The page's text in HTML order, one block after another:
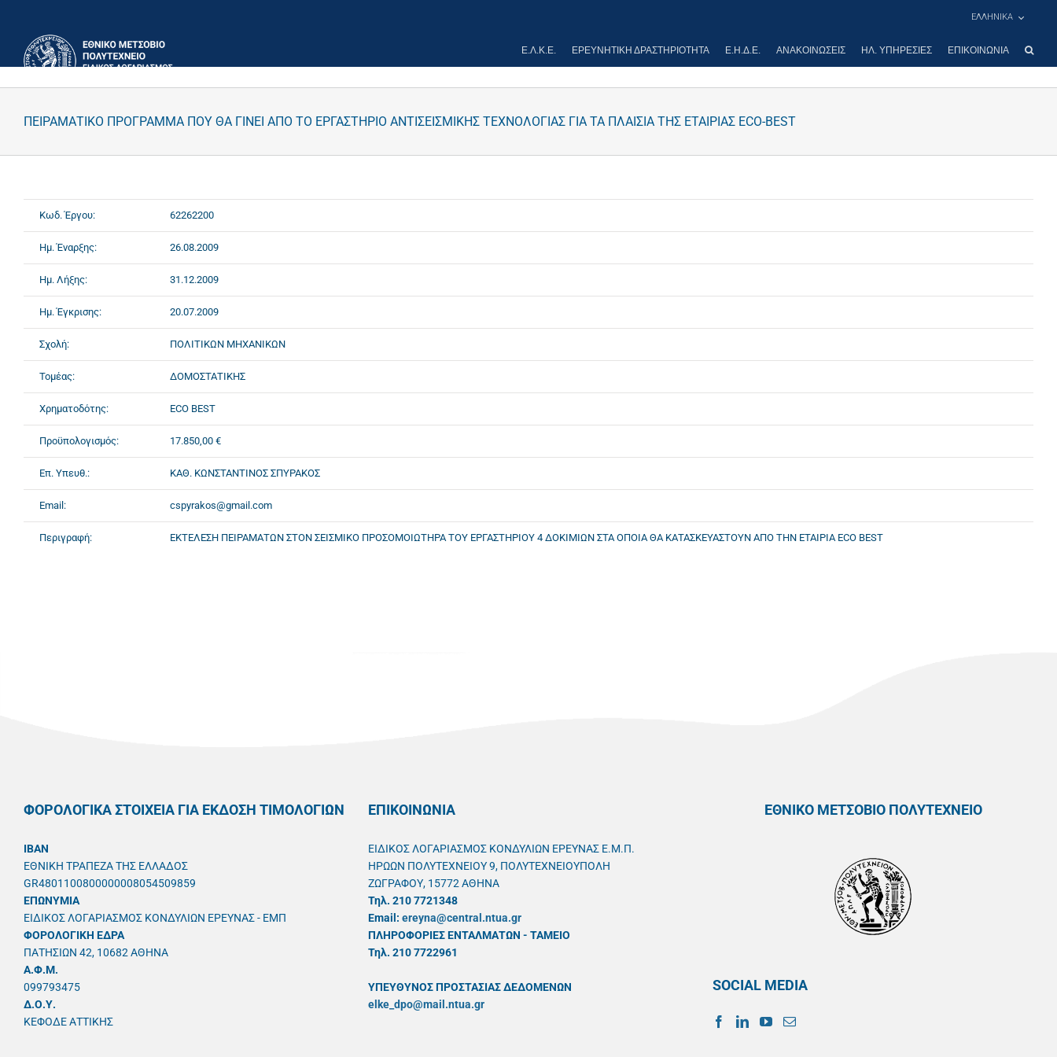
περιεχόμενο
ΕΛΛΗΝΙΚΑ
Ε.Λ.Κ.Ε. ΕΡΕΥΝΗΤΙΚΉ ΔΡΑΣΤΗΡΙΌΤΗΤΑ Ε.Η.Δ.Ε. ΑΝΑΚΟΙΝΏΣΕΙΣ ΗΛ. ΥΠΗΡΕΣΊΕΣ ΕΠΙΚΟΙΝΩΝΊΑ
ΠΕΙΡΑΜΑΤΙΚΟ ΠΡΟΓΡΑΜΜΑ ΠΟΥ ΘΑ ΓΙΝΕΙ ΑΠΟ ΤΟ ΕΡΓΑΣΤΗΡΙΟ ΑΝΤΙΣΕΙΣΜΙΚΗΣ ΤΕΧΝΟΛΟΓΙΑΣ ΓΙΑ ΤΑ ΠΛΑΙΣΙΑ ΤΗΣ ΕΤΑΙΡΙΑΣ ECO-BEST
Κωδ. Έργου: 62262200
Ημ. Έναρξης: 26.08.2009
Ημ. Λήξης: 31.12.2009
Ημ. Έγκρισης: 20.07.2009
Σχολή: ΠΟΛΙΤΙΚΩΝ ΜΗΧΑΝΙΚΩΝ
Τομέας: ΔΟΜΟΣΤΑΤΙΚΗΣ
Χρηματοδότης: ECO BEST
Προϋπολογισμός: 17.850,00 €
Επ. Υπευθ.: ΚΑΘ. ΚΩΝΣΤΑΝΤΙΝΟΣ ΣΠΥΡΑΚΟΣ
Email: cspyrakos@gmail.com
Περιγραφή: ΕΚΤΕΛΕΣΗ ΠΕΙΡΑΜΑΤΩΝ ΣΤΟΝ ΣΕΙΣΜΙΚΟ ΠΡΟΣΟΜΟΙΩΤΗΡΑ ΤΟΥ ΕΡΓΑΣΤΗΡΙΟΥ 4 ΔΟΚΙΜΙΩΝ ΣΤΑ ΟΠΟΙΑ ΘΑ ΚΑΤΑΣΚΕΥΑΣΤΟΥΝ ΑΠΟ ΤΗΝ ΕΤΑΙΡΙΑ ECO BEST
ΦΟΡΟΛΟΓΙΚΑ ΣΤΟΙΧΕΙΑ ΓΙΑ ΕΚΔΟΣΗ ΤΙΜΟΛΟΓΙΩΝ
IBAN
ΕΘΝΙΚΗ ΤΡΑΠΕΖΑ ΤΗΣ ΕΛΛΑΔΟΣ
GR4801100800000008054509859
ΕΠΩΝΥΜΙΑ
ΕΙΔΙΚΟΣ ΛΟΓΑΡΙΑΣΜΟΣ ΚΟΝΔΥΛΙΩΝ ΕΡΕΥΝΑΣ - ΕΜΠ
ΦΟΡΟΛΟΓΙΚΗ ΕΔΡΑ
ΠΑΤΗΣΙΩΝ 42, 10682 ΑΘΗΝΑ
A.Φ.Μ.
099793475
Δ.Ο.Υ.
ΚΕΦΟΔΕ ΑΤΤΙΚΗΣ
ΕΠΙΚΟΙΝΩΝΙΑ
ΕΙΔΙΚΟΣ ΛΟΓΑΡΙΑΣΜΟΣ ΚΟΝΔΥΛΙΩΝ ΕΡΕΥΝΑΣ Ε.Μ.Π.
ΗΡΩΩΝ ΠΟΛΥΤΕΧΝΕΙΟΥ 9, ΠΟΛΥΤΕΧΝΕΙΟΥΠΟΛΗ
ΖΩΓΡΑΦΟΥ, 15772 ΑΘΗΝΑ
Τηλ. 210 7721348
Email: ereyna@central.ntua.gr
ΠΛΗΡΟΦΟΡΙΕΣ ΕΝΤΑΛΜΑΤΩΝ - ΤΑΜΕΙΟ
Τηλ. 210 7722961
ΥΠΕΥΘYΝΟΣ ΠΡΟΣΤΑΣΙΑΣ ΔΕΔΟΜΕΝΩΝ
elke_dpo@mail.ntua.gr
ΕΘΝΙΚΟ ΜΕΤΣΟΒΙΟ ΠΟΛΥΤΕΧΝΕΙΟ
SOCIAL MEDIA